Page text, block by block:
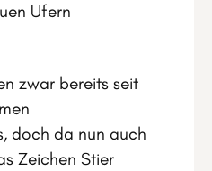
Ufern
zwar bereits seit
doch da nun auch
Zeichen Stier